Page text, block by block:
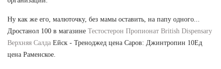
Ну как же его, малюточку, без мамы оставить, на папу одного...
Дростанол 100 в магазине Тестостерон Пропионат British Dispensary
Верхняя Салда Ейск - Треноджед цена Саров: Джинтропин 10Ед
цена Раменское.